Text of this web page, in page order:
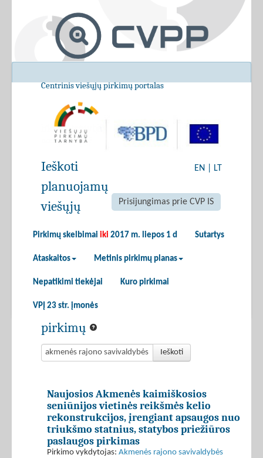
Centrinis viešųjų pirkimų portalas
EN LT
Prisijungimas prie CVP IS
Pirkimų skelbimai iki 2017 m. liepos 1 d Sutartys
Ataskaitos Metinis pirkimų planas
Nepatikimi tiekėjai Kuro pirkimai
VPĮ 23 str. įmonės
Ieškoti
planuojamų
viešųjų
pirkimų
Ieškoti
Naujosios Akmenės kaimiškosios
seniūnijos vietinės reikšmės kelio
rekonstrukcijos, įrengiant apsaugos nuo
triukšmo statnius, statybos priežiūros
paslaugos pirkimas
Pirkimo vykdytojas: Akmenės rajono savivaldybės